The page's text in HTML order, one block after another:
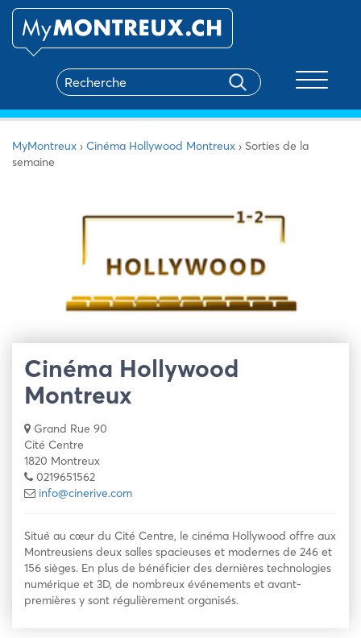
MyMontreux › Cinéma Hollywood Montreux › Sorties de la
semaine
Cinéma Hollywood
Montreux
Grand Rue 90
Cité Centre
1820 Montreux
0219651562
info@cinerive.com
Situé au cœur du Cité Centre, le cinéma Hollywood offre aux
Montreusiens deux salles spacieuses et modernes de 246 et
156 sièges. En plus de bénéficier des dernières technologies
numérique et 3D, de nombreux événements et avant-
premières y sont régulièrement organisés.